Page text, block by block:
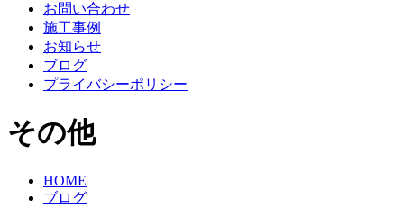
お問い合わせ
施工事例
お知らせ
ブログ
プライバシーポリシー
その他
HOME
ブログ